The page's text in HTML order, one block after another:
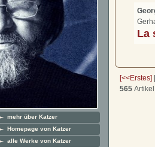
mehr über Katzer
Homepage von Katzer
alle Werke von Katzer
La
[<<Erstes]
565